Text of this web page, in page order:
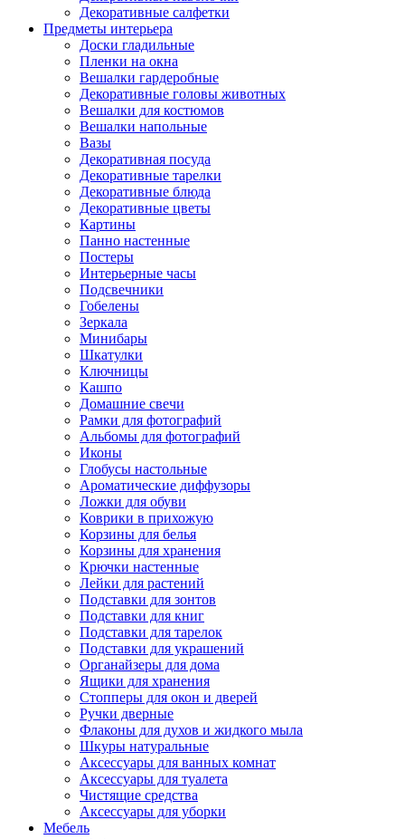
Декоративные салфетки
Предметы интерьера
Доски гладильные
Пленки на окна
Вешалки гардеробные
Декоративные головы животных
Вешалки для костюмов
Вешалки напольные
Вазы
Декоративная посуда
Декоративные тарелки
Декоративные блюда
Декоративные цветы
Картины
Панно настенные
Постеры
Интерьерные часы
Подсвечники
Гобелены
Зеркала
Минибары
Шкатулки
Ключницы
Кашпо
Домашние свечи
Рамки для фотографий
Альбомы для фотографий
Иконы
Глобусы настольные
Ароматические диффузоры
Ложки для обуви
Коврики в прихожую
Корзины для белья
Корзины для хранения
Крючки настенные
Лейки для растений
Подставки для зонтов
Подставки для книг
Подставки для тарелок
Подставки для украшений
Органайзеры для дома
Ящики для хранения
Стопперы для окон и дверей
Ручки дверные
Флаконы для духов и жидкого мыла
Шкуры натуральные
Аксессуары для ванных комнат
Аксессуары для туалета
Чистящие средства
Аксессуары для уборки
Мебель